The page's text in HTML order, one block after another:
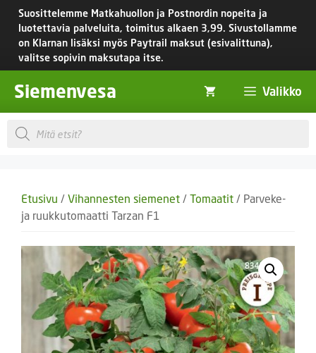
Siirry
sisältöön
Suosittelemme Matkahuollon ja Postnordin nopeita ja
luotettavia palveluita, toimitus alkaen 3,99. Sivustollamme
on Klarnan lisäksi myös Paytrail maksut (esivalittuna),
valitse sopivin maksutapa itse.
Siemenvesa Valikko
Products
search
Etusivu / Vihannesten siemenet / Tomaatit / Parveke-
ja ruukkutomaatti Tarzan F1